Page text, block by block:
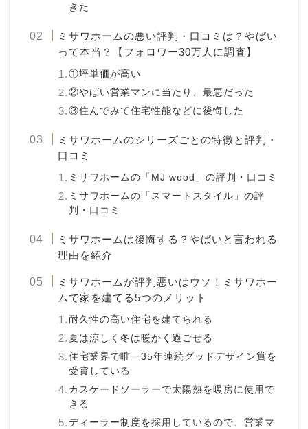
きた
ミサワホームの悪い評判・口コミは？やばい
って本当？【フォロワー30万人に調査】
①坪単価が高い
②やばい営業マンに当たり、最悪だった
③住んでみて住宅性能などに後悔した
ミサワホームのシリーズごとの特徴と評判・
口コミ
ミサワホームの「MJ wood」の評判・口コミ
ミサワホームの「スマートスタイル」の評
判・口コミ
ミサワホームは後悔する？やばいと言われる
理由を紹介
ミサワホームが評判悪いはウソ！ミサワホー
ムで家を建てる5つのメリット
耐久性の高い住宅を建てられる
夏は涼しく冬は暖かく過ごせる
住宅業界で唯一35年連続グッドデザイン賞を
受賞している
カスケードソーラーで太陽熱を暖房に使用で
きる
ディーラー制度を採用しているので、営業マ